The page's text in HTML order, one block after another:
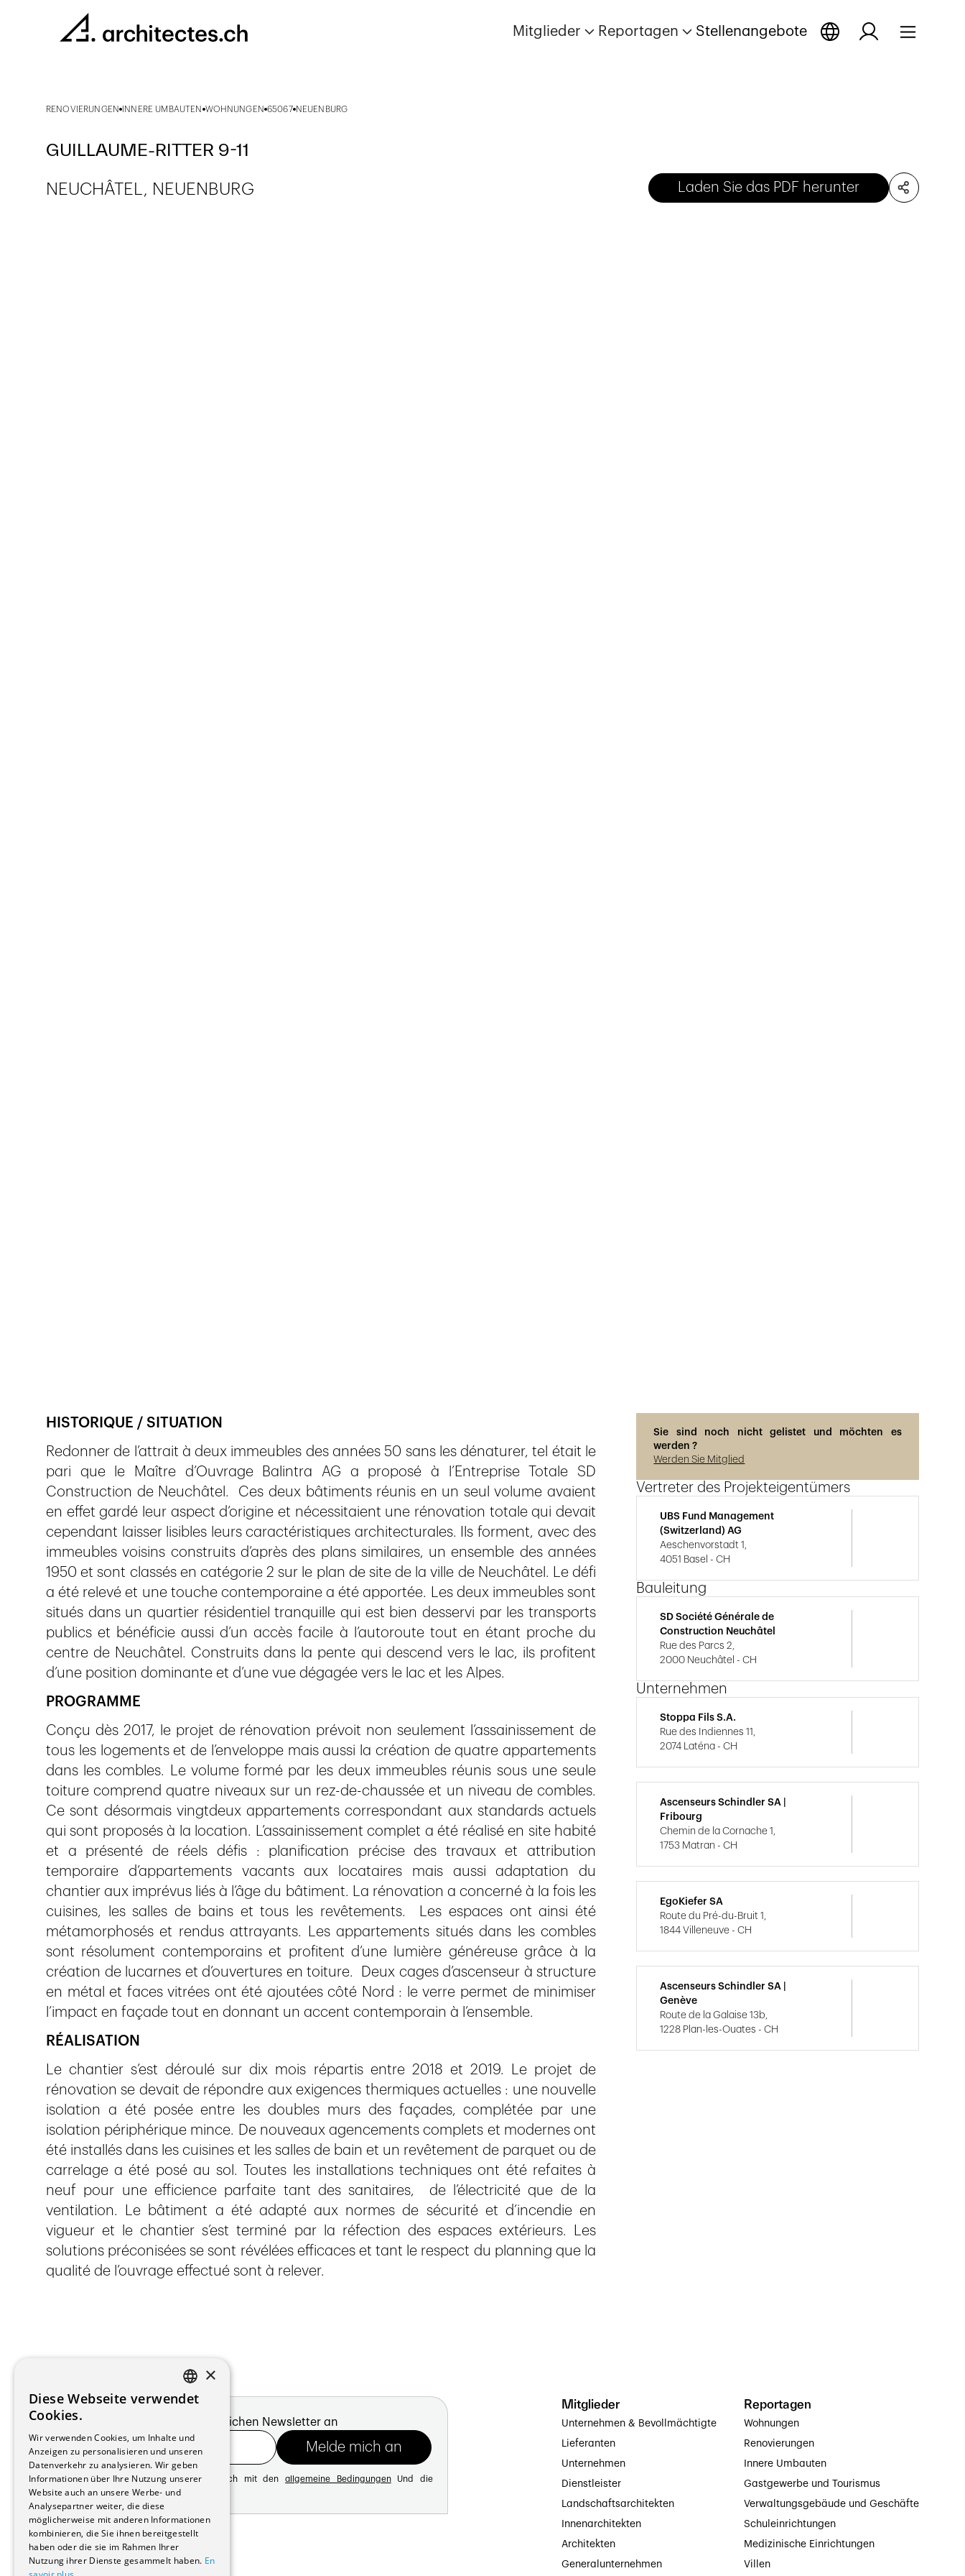
Mitglieder Reportagen Stellenangebote
RENOVIERUNGEN INNERE UMBAUTEN WOHNUNGEN 65067 NEUENBURG
GUILLAUME-RITTER 9-11
NEUCHÂTEL, NEUENBURG Laden Sie das PDF herunter
HISTORIQUE / SITUATION
Redonner de l’attrait à deux immeubles des années 50 sans les dénaturer, tel était le
pari que le Maître d’Ouvrage Balintra AG a proposé à l’Entreprise Totale SD
Construction de Neuchâtel. Ces deux bâtiments réunis en un seul volume avaient
en effet gardé leur aspect d’origine et nécessitaient une rénovation totale qui devait
cependant laisser lisibles leurs caractéristiques architecturales. Ils forment, avec des
immeubles voisins construits d’après des plans similaires, un ensemble des années
1950 et sont classés en catégorie 2 sur le plan de site de la ville de Neuchâtel. Le défi
a été relevé et une touche contemporaine a été apportée. Les deux immeubles sont
situés dans un quartier résidentiel tranquille qui est bien desservi par les transports
publics et bénéficie aussi d’un accès facile à l’autoroute tout en étant proche du
centre de Neuchâtel. Construits dans la pente qui descend vers le lac, ils profitent
d’une position dominante et d’une vue dégagée vers le lac et les Alpes.
PROGRAMME
Conçu dès 2017, le projet de rénovation prévoit non seulement l’assainissement de
tous les logements et de l’enveloppe mais aussi la création de quatre appartements
dans les combles. Le volume formé par les deux immeubles réunis sous une seule
toiture comprend quatre niveaux sur un rez-de-chaussée et un niveau de combles.
Ce sont désormais vingtdeux appartements correspondant aux standards actuels
qui sont proposés à la location. L’assainissement complet a été réalisé en site habité
et a présenté de réels défis : planification précise des travaux et attribution
temporaire d’appartements vacants aux locataires mais aussi adaptation du
chantier aux imprévus liés à l’âge du bâtiment. La rénovation a concerné à la fois les
cuisines, les salles de bains et tous les revêtements. Les espaces ont ainsi été
métamorphosés et rendus attrayants. Les appartements situés dans les combles
sont résolument contemporains et profitent d’une lumière généreuse grâce à la
création de lucarnes et d’ouvertures en toiture. Deux cages d’ascenseur à structure
en métal et faces vitrées ont été ajoutées côté Nord : le verre permet de minimiser
l’impact en façade tout en donnant un accent contemporain à l’ensemble.
RÉALISATION
Le chantier s’est déroulé sur dix mois répartis entre 2018 et 2019. Le projet de
rénovation se devait de répondre aux exigences thermiques actuelles : une nouvelle
isolation a été posée entre les doubles murs des façades, complétée par une
isolation périphérique mince. De nouveaux agencements complets et modernes ont
été installés dans les cuisines et les salles de bain et un revêtement de parquet ou de
carrelage a été posé au sol. Toutes les installations techniques ont été refaites à
neuf pour une efficience parfaite tant des sanitaires, de l’électricité que de la
ventilation. Le bâtiment a été adapté aux normes de sécurité et d’incendie en
vigueur et le chantier s’est terminé par la réfection des espaces extérieurs. Les
solutions préconisées se sont révélées efficaces et tant le respect du planning que la
qualité de l’ouvrage effectué sont à relever.
Sie sind noch nicht gelistet und möchten es
werden ?
Werden Sie Mitglied
Vertreter des Projekteigentümers
UBS Fund Management
(Switzerland) AG
Aeschenvorstadt 1,
4051 Basel - CH
Bauleitung
SD Société Générale de
Construction Neuchâtel
Rue des Parcs 2,
2000 Neuchâtel - CH
Unternehmen
Stoppa Fils S.A.
Rue des Indiennes 11,
2074 Laténa - CH
Ascenseurs Schindler SA |
Fribourg
Chemin de la Cornache 1,
1753 Matran - CH
EgoKiefer SA
Route du Pré-du-Bruit 1,
1844 Villeneuve - CH
Ascenseurs Schindler SA |
Genève
Route de la Galaise 13b,
1228 Plan-les-Ouates - CH
Melde dich für unseren monatlichen Newsletter an
Mit der Registrierung erklären Sie sich mit denallgemeine BedingungenUnd die
Datenschutzrichtlinie
Adresse:
Avenue de Longemalle 21
1020 Renens
Schweiz
Mitglieder
Unternehmen & Bevollmächtigte
Lieferanten
Unternehmen
Dienstleister
Landschaftsarchitekten
Innenarchitekten
Architekten
Generalunternehmen
Reportagen
Wohnungen
Renovierungen
Innere Umbauten
Gastgewerbe und Tourismus
Verwaltungsgebäude und Geschäfte
Schuleinrichtungen
Medizinische Einrichtungen
Villen
FRENCH
×
Diese Webseite verwendet
Cookies.
Wir verwenden Cookies, um Inhalte und
Anzeigen zu personalisieren und unseren
Datenverkehr zu analysieren. Wir geben
Informationen über Ihre Nutzung unserer
Website auch an unsere Werbe- und
Analysepartner weiter, die diese
möglicherweise mit anderen Informationen
kombinieren, die Sie ihnen bereitgestellt
haben oder die sie im Rahmen Ihrer
Nutzung ihrer Dienste gesammelt haben. En